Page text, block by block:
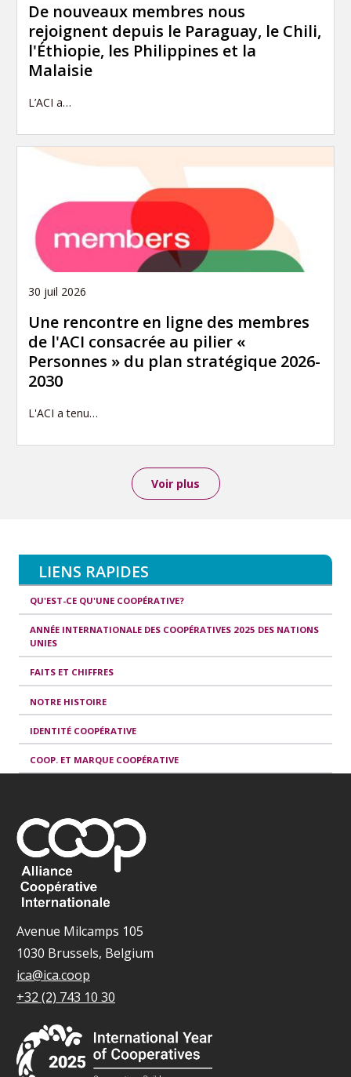
De nouveaux membres nous
rejoignent depuis le Paraguay, le Chili,
l'Éthiopie, les Philippines et la
Malaisie
L’ACI a…
30 juil 2026
Une rencontre en ligne des membres
de l'ACI consacrée au pilier «
Personnes » du plan stratégique 2026-
2030
L'ACI a tenu…
Voir plus
LIENS RAPIDES
QU'EST-CE QU'UNE COOPÉRATIVE?
ANNÉE INTERNATIONALE DES COOPÉRATIVES 2025 DES NATIONS
UNIES
FAITS ET CHIFFRES
NOTRE HISTOIRE
IDENTITÉ COOPÉRATIVE
COOP. ET MARQUE COOPÉRATIVE
Avenue Milcamps 105
1030 Brussels, Belgium
ica@ica.coop
+32 (2) 743 10 30